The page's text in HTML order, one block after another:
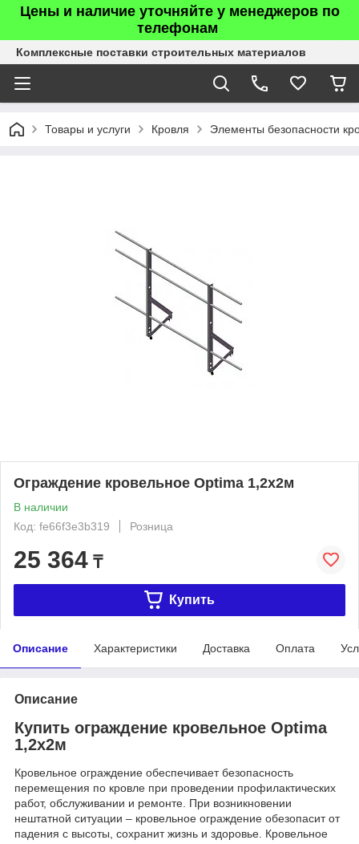
Цены и наличие уточняйте у менеджеров по
телефонам
Комплексные поставки строительных материалов
Товары и услуги Кровля Элементы безопасности
Ограждение кровельное Optima 1,2х2м
В наличии
Код: fe66f3e3b319
Розница
25 364 ₸
Купить
Описание Характеристики Доставка Оплата
Описание
Купить ограждение кровельное Optima
1,2х2м
Кровельное ограждение обеспечивает безопасность
перемещения по кровле при проведении профилактических
работ, обслуживании и ремонте. При возникновении
нештатной ситуации – кровельное ограждение обезопасит от
падения с высоты, сохранит жизнь и здоровье. Кровельное